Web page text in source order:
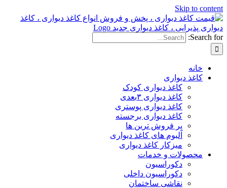
Skip to content
Search for:
خانه
کاغذ دیواری
کاغذ دیواری کودک
کاغذ دیواری ۳بعدی
کاغذ دیواری پوستری
کاغذ دیواری برجسته
پر فروش ترین ها
آلبوم های کاغذ دیواری
میزکار کاغذ دیواری
محصولات و خدمات
دکوراسیون
دکوراسیون داخلی
نقاشی ساختمان